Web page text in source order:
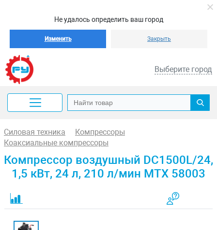
Не удалось определить ваш город
Изменить Закрыть
Выберите город
Силовая техника
Компрессоры
Коаксиальные компрессоры
Компрессор воздушный DC1500L/24,
1,5 кВт, 24 л, 210 л/мин MTX 58003